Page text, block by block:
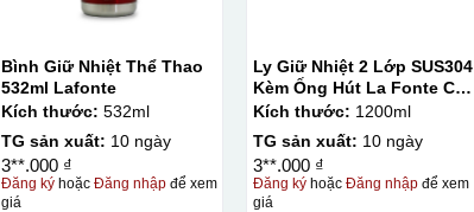
Bình Giữ Nhiệt Thể Thao
532ml Lafonte
Kích thước: 532ml
TG sản xuất: 10 ngày
3**.000 ₫
Đăng kýhoặc Đăng nhậpđể xem
giá
Ly Giữ Nhiệt 2 Lớp SUS304
Kèm Ống Hút La Fonte Có
Tay Cầm 1200ml
Kích thước: 1200ml
TG sản xuất: 10 ngày
3**.000 ₫
Đăng ký hoặcĐăng nhập để xem
giá